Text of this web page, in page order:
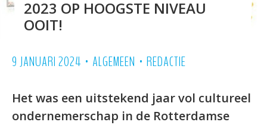
2023 OP HOOGSTE NIVEAU
OOIT!
9 JANUARI 2024 • ALGEMEEN • REDACTIE
Het was een uitstekend jaar vol cultureel
ondernemerschap in de Rotterdamse